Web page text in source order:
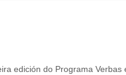
edición do Programa